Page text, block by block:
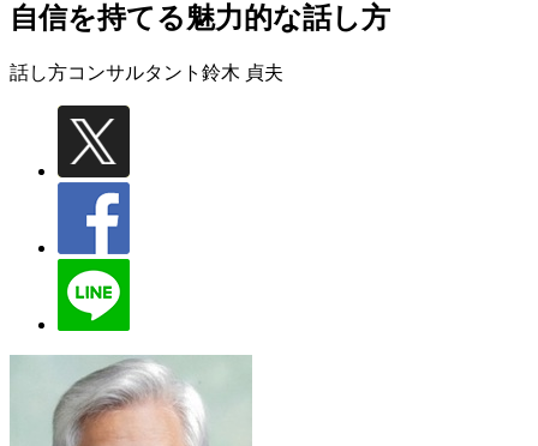
自信を持てる魅力的な話し方
話し方コンサルタント 鈴木 貞夫